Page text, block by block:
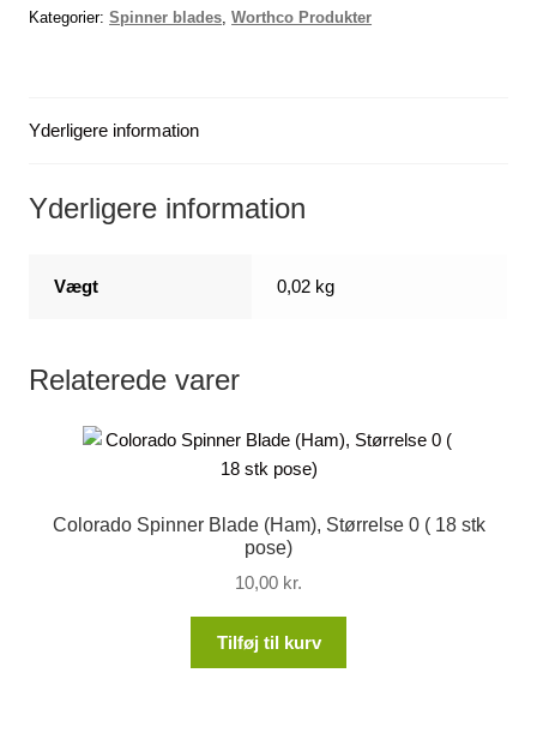
Size
stk.
Kategorier:Spinner blades,Worthco Produkter
Yderligere information
Yderligere information
Vægt 0,02 kg
Relaterede varer
Colorado Spinner Blade (Ham), Størrelse 0 ( 18 stk
pose)
10,00 kr.
Tilføj til kurv